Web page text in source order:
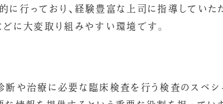
行っており、経験豊富な上司に指導していた
に大変取り組みやすい環境です。
や治療に必要な臨床検査を行う検査のスペシ